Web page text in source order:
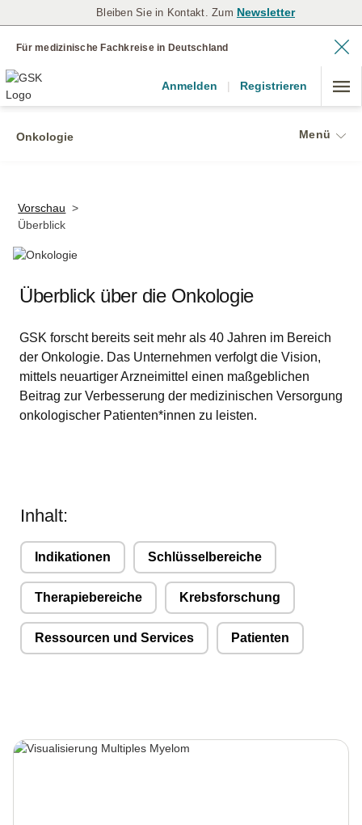
Bleiben Sie in Kontakt. Zum Newsletter
Für medizinische Fachkreise in Deutschland
Anmelden | Registrieren
Onkologie Menü
Vorschau >
Überblick
Überblick über die Onkologie
GSK forscht bereits seit mehr als 40 Jahren im Bereich
der Onkologie. Das Unternehmen verfolgt die Vision,
mittels neuartiger Arzneimittel einen maßgeblichen
Beitrag zur Verbesserung der medizinischen Versorgung
onkologischer Patienten*innen zu leisten.
Inhalt:
Indikationen Schlüsselbereiche
Therapiebereiche Krebsforschung
Ressourcen und Services Patienten